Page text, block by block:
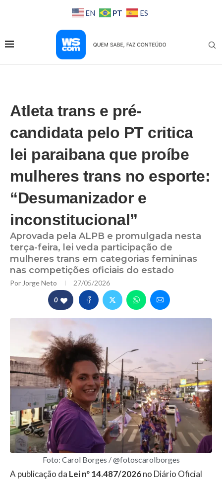
EN PT ES
Atleta trans e pré-
candidata pelo PT critica
lei paraibana que proíbe
mulheres trans no esporte:
“Desumanizador e
inconstitucional”
Aprovada pela ALPB e promulgada nesta
terça-feira, lei veda participação de
mulheres trans em categorias femininas
nas competições oficiais do estado
PorJorge Neto 27/05/2026
0
Foto: Carol Borges / @fotoscarolborges
A publicação da Lei nº 14.487/2026no Diário Oficial